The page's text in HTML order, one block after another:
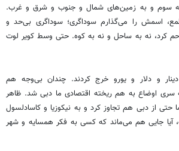
سوم و به زمین‌های شمال و جنوب و شرق و غرب.
اسمش را می‌گذارم سوداگری؛ سوداگری بی‌حد و
کرد، نه به ساحل و نه به کوه. حتی وسط کویر لوت
و دلار و یورو خرج ‌کردند. چندان بی‌وجه هم
سری اوضاع به هم ریخته اقتصادی ما دبی شد. ظاهر
حتی از دبی هم تجاوز کرد و به نیکوزیا و کاسادلسول
آیا جایی هم می‌ماند که کسی به فکر همسایه و شهر